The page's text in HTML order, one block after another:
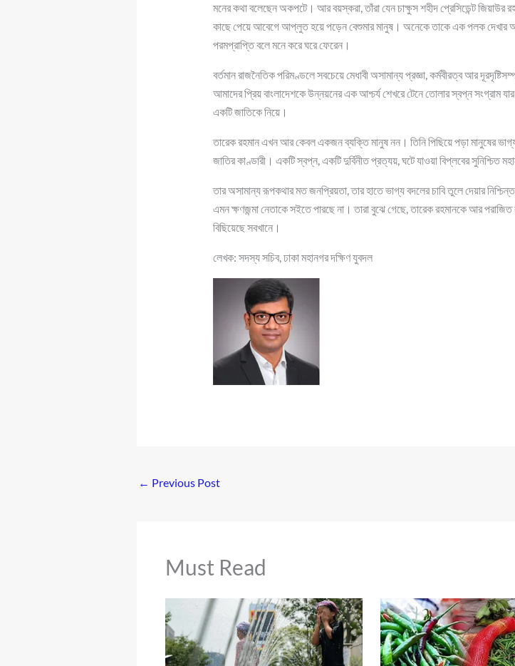
মনের কথা বলেছেন অকপটে। আর বয়স্করা, তাঁরা যেন চাক্ষুস শহীদ প্রেসিডেন্ট জিয়াউর
কাছে পেয়ে আবেগে আপ্লুত হয়ে পড়েন বেশুমার মানুষ। অনেকে তাকে এক পলক দেখার
পরমপ্রাপ্তি বলে মনে করে ঘরে ফেরেন।
বর্তমান রাজনৈতিক পরিমণ্ডলে সবচেয়ে মেধাবী অসামান্য প্রজ্ঞা, কর্মবীরত্ব আর
আমাদের প্রিয় বাংলাদেশকে উন্নয়নের এক আশ্চর্য শেখরে টেনে তোলার স্বপ্ন সংগ্রাম
একটি জাতিকে নিয়ে।
তারেক রহমান এখন আর কেবল একজন ব্যক্তি মানুষ নন। তিনি পিছিয়ে পড়া মানুষের
জাতির কাণ্ডারী। একটি স্বপ্ন, একটি দুর্বিনীত প্রত্যয়, ঘটে যাওয়া বিপ্লবের সুনিশ্চিত
তার অসামান্য রূপকথার মত জনপ্রিয়তা, তার হাতে ভাগ্য বদলের চাবি তুলে দেয়ার
এমন ক্ষণজন্মা নেতাকে সইতে পারছে না। তারা বুঝে গেছে, তারেক রহমানকে আর
বিছিয়েছে সবখানে।
লেখক: সদস্য সচিব, ঢাকা মহানগর দক্ষিণ যুবদল
← Previous Post
Must Read